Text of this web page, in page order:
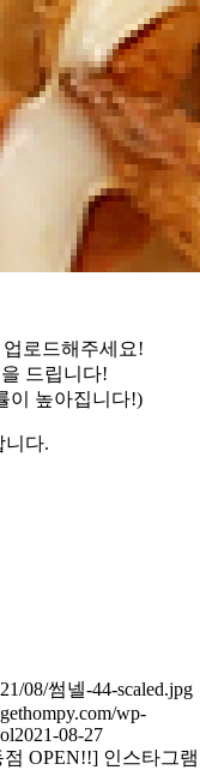
로드해주세요!
드립니다!
이 높아집니다!)
니다.
08/썸넬-44-scaled.jpg
wp-
2021-08-27
점 OPEN!!] 인스타그램